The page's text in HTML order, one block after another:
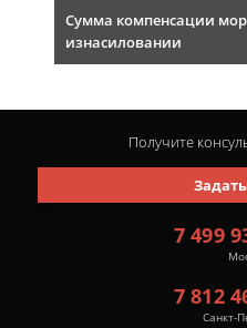
Сумма компенсации
изнасиловании
7 499
7 812
Санкт-
Получите